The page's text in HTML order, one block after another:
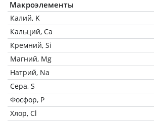
Макроэлементы
Калий, K
Кальций, Ca
Кремний, Si
Магний, Mg
Натрий, Na
Сера, S
Фосфор, P
Хлор, Cl